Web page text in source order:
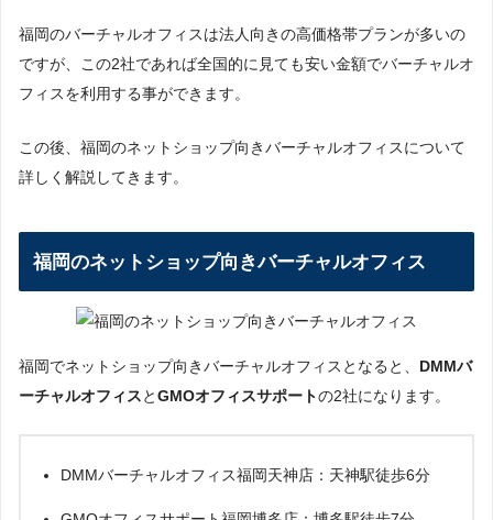
福岡のバーチャルオフィスは法人向きの高価格帯プランが多いの
ですが、この2社であれば全国的に見ても安い金額でバーチャルオ
フィスを利用する事ができます。
この後、福岡のネットショップ向きバーチャルオフィスについて
詳しく解説してきます。
福岡のネットショップ向きバーチャルオフィス
福岡でネットショップ向きバーチャルオフィスとなると、 DMMバ
ーチャルオフィスとGMOオフィスサポートの2社になります。
DMMバーチャルオフィス福岡天神店：天神駅徒歩6分